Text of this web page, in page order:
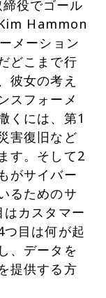
役でゴール
Hammon
メーション
どこまで行
彼女の考え
スフォーメ
くには、第1
害復旧など
す。そして2
がサイバー
るためのサ
カスタマー
目は何が起
、データを
提供する方